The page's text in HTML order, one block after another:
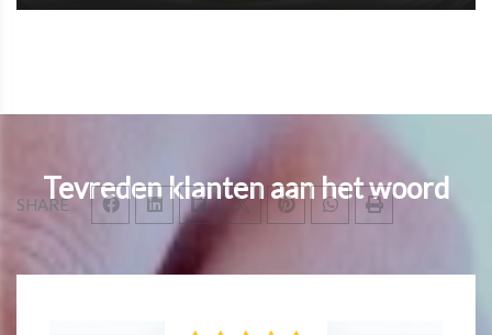
SHARETevreden klanten aan het woord